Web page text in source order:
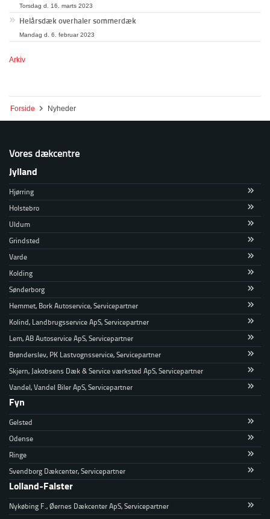
Torsdag d. 16. marts 2023
Helårsdæk overhaler sommerdæk
Mandag d. 6. februar 2023
Arkiv
Forside Nyheder
Vores dækcentre
Jylland
Hjørring
Holstebro
Uldum
Grindsted
Varde
Kolding
Sønderborg
Hemmet, Bork Autoservice, Servicepartner
Kolind, Landbrugsservice ApS, Servicepartner
Lem, AB Autoservice ApS, Servicepartner
Brønderslev, PK Lastvognsservice, Servicepartner
Skjern, Jakobsens Dæk & Service værksted ApS, Servicepartner
Vandel, Vandel Biler ApS, Servicepartner
Fyn
Gelsted
Odense
Ringe
Svendborg Dækcenter, Servicepartner
Lolland-Falster
Nykøbing F., Øernes Dækcenter ApS, Servicepartner